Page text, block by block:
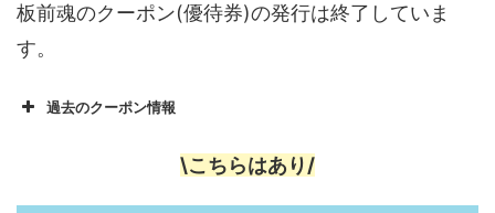
板前魂のクーポン(優待券)の発行は終了していま
す。
過去のクーポン情報
板前魂おせちには注文時に使える
クーポン（優待券）があります。
\こちらはあり/